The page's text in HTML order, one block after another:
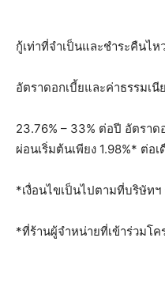
กู้เท่าที่จำเป็นและชำระคืนไห
อัตราดอกเบี้ยและค่าธรรมเนี
23.76% – 33% ต่อปี อัตรา
ผ่อนเริ่มต้นเพียง 1.98%* ต่อเ
*เงื่อนไขเป็นไปตามที่บริษัท
*ที่ร้านผู้จำหน่ายที่เข้าร่วมโค